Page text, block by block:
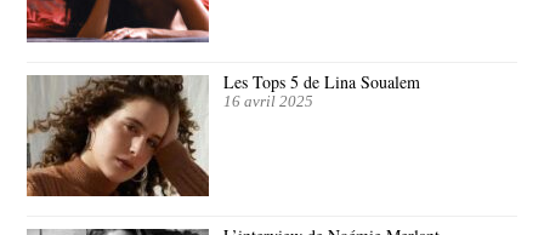
Les Tops 5 de Lina Soualem
16 avril 2025